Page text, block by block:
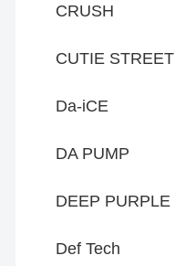
CRUSH
CUTIE STREET
Da-iCE
DA PUMP
DEEP PURPLE
Def Tech